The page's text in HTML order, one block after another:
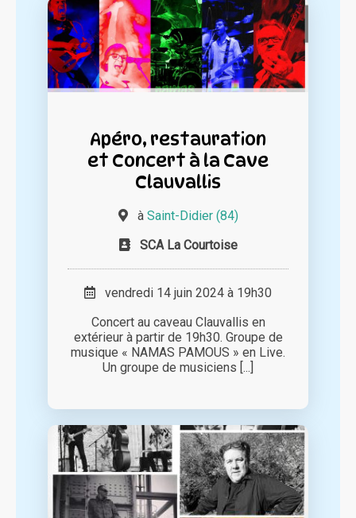
Apéro, restauration
et Concert à la Cave
Clauvallis
à Saint-Didier (84)
SCA La Courtoise
vendredi 14 juin 2024 à 19h30
Concert au caveau Clauvallis en
extérieur à partir de 19h30. Groupe de
musique « NAMAS PAMOUS » en Live.
Un groupe de musiciens [...]